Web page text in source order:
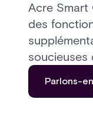
Acre
des
soucieuses
Parlons-en